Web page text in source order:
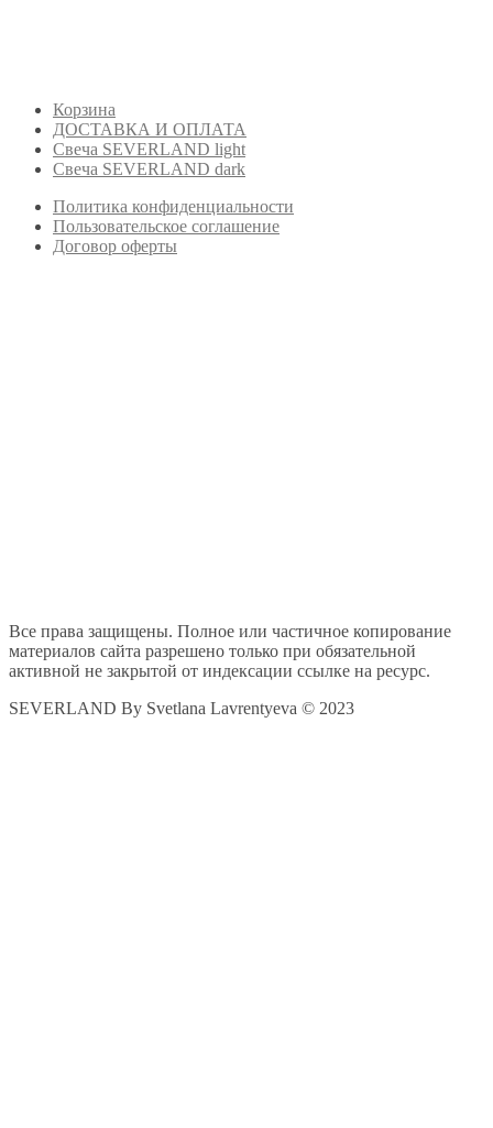
Корзина
ДОСТАВКА И ОПЛАТА
Свеча SEVERLAND light
Свеча SEVERLAND dark
Политика конфиденциальности
Пользовательское соглашение
Договор оферты
Все права защищены. Полное или частичное копирование
материалов сайта разрешено только при обязательной
активной не закрытой от индексации ссылке на ресурс.
SEVERLAND By Svetlana Lavrentyeva © 2023